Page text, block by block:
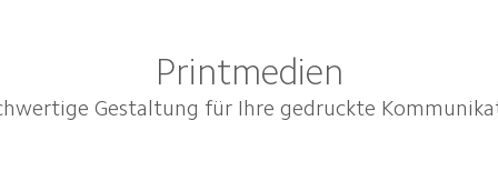
Printmedien
Gestaltung für Ihre gedruckte